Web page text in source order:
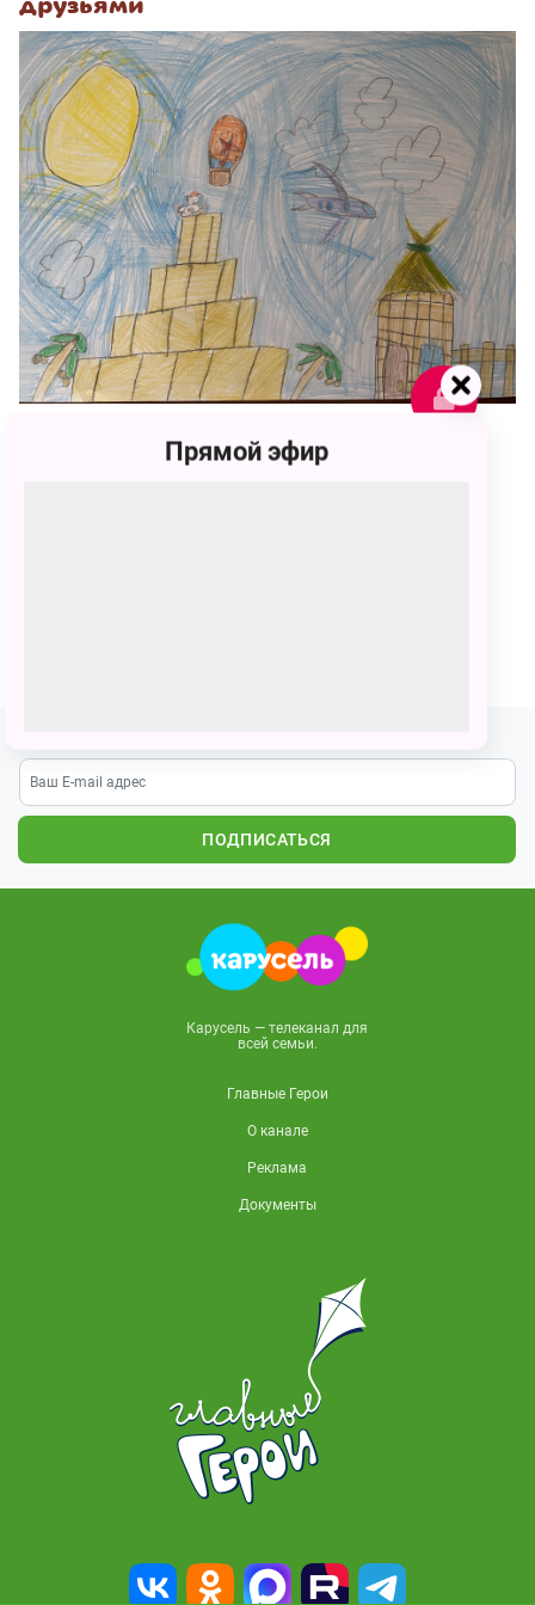
друзьями
ПОДПИСАТЬСЯ
Карусель — телеканал для
всей семьи.
Главные Герои
О канале
Реклама
Документы
Прямой эфир